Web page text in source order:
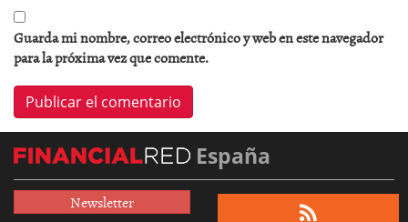
Guarda mi nombre, correo electrónico y web en este navegador
para la próxima vez que comente.
España
Newsletter